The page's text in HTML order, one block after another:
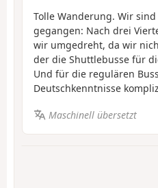
Tolle Wanderung. Wir
gegangen: Nach drei
wir umgedreht, da wir
der die Shuttlebusse für
Und für die regulären
Deutschkenntnisse
Maschinell übersetzt